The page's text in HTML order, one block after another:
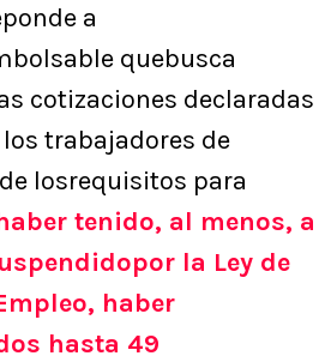
a
quebusca
cotizaciones declaradas
trabajadores de
losrequisitos para
tenido, al menos, a
la Ley de
haber
hasta 49